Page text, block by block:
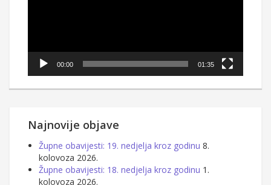
00:00 01:35
Najnovije objave
Župne obavijesti: 19. nedjelja kroz godinu 8.
kolovoza 2026.
Župne obavijesti: 18. nedjelja kroz godinu 1.
kolovoza 2026.